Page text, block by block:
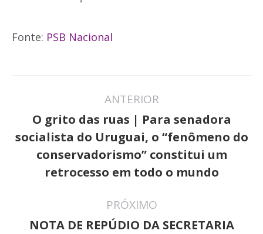
Fonte: PSB Nacional
de
post:
ANTERIOR
Post
anterior:
O grito das ruas | Para senadora
socialista do Uruguai, o “fenômeno do
conservadorismo” constitui um
retrocesso em todo o mundo
PRÓXIMO
NOTA DE REPÚDIO DA SECRETARIA